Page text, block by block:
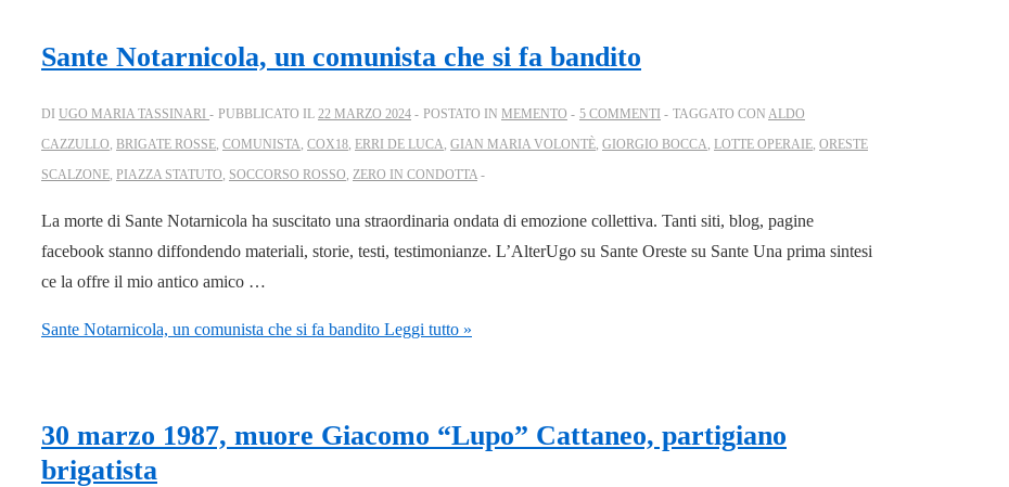
Sante Notarnicola, un comunista che si fa bandito
DI UGO MARIA TASSINARI PUBBLICATO IL 22 MARZO 2024 POSTATO IN MEMENTO 5 COMMENTI TAGGATO CON ALDO
CAZZULLO, BRIGATE ROSSE, COMUNISTA, COX18, ERRI DE LUCA, GIAN MARIA VOLONTÈ, GIORGIO BOCCA, LOTTE OPERAIE, ORESTE
SCALZONE, PIAZZA STATUTO, SOCCORSO ROSSO, ZERO IN CONDOTTA
La morte di Sante Notarnicola ha suscitato una straordinaria ondata di emozione collettiva. Tanti siti, blog, pagine
facebook stanno diffondendo materiali, storie, testi, testimonianze. L’AlterUgo su Sante Oreste su Sante Una prima sintesi
ce la offre il mio antico amico …
Sante Notarnicola, un comunista che si fa bandito Leggi tutto »
30 marzo 1987, muore Giacomo “Lupo” Cattaneo, partigiano
brigatista